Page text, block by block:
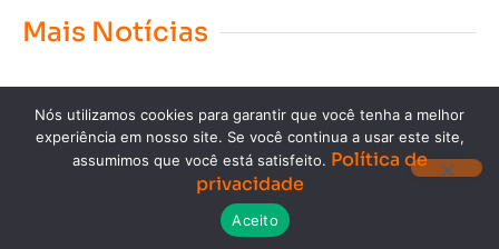
Mais Notícias
Copyright © 2023. Todos os direitos reservados.
Nós utilizamos cookies para garantir que você tenha a melhor
experiência em nosso site. Se você continua a usar este site,
assumimos que você está satisfeito. Política de
privacidade
Aceito